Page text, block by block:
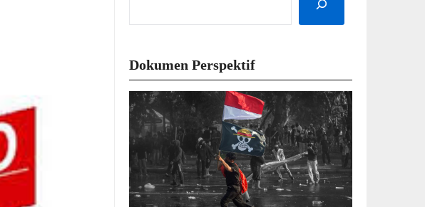
Dokumen Perspektif